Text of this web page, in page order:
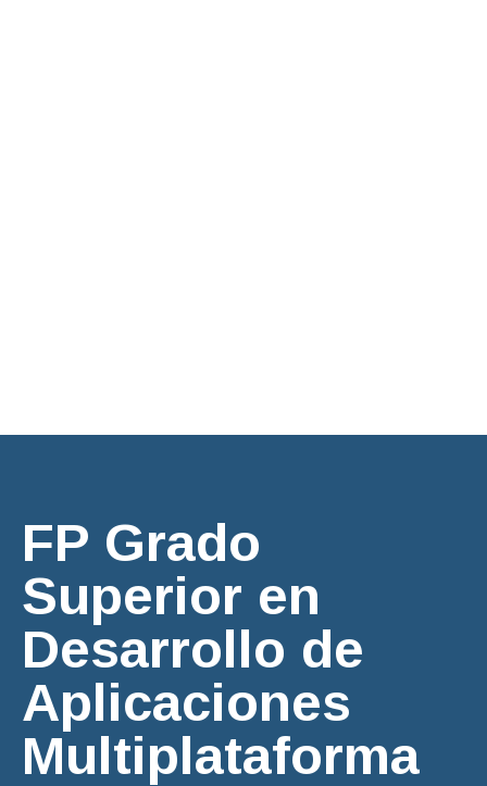
FP Grado
Superior en
Desarrollo de
Aplicaciones
Multiplataforma